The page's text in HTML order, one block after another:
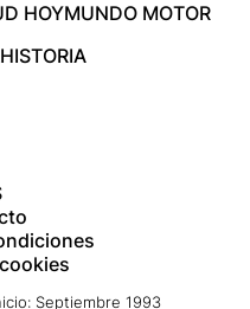
HOYMUNDO MOTOR
HISTORIA
Septiembre 1993